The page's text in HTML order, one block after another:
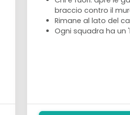
braccio contro il
Rimane al lato del
Ogni squadra ha un